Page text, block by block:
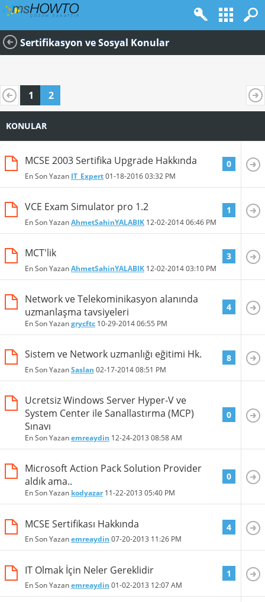
Sertifikasyon ve Sosyal Konular
1 2
KONULAR
MCSE 2003 Sertifika Upgrade Hakkında
En Son Yazan IT_Expert01-18-201603:32 PM
0
VCE Exam Simulator pro 1.2
En Son YazanAhmetSahinYALABIK 12-02-201406:46 PM
1
MCT'lik
En Son YazanAhmetSahinYALABIK 12-02-201403:10 PM
3
Network ve Telekominikasyon alanında
uzmanlaşma tavsiyeleri
En Son Yazangrycftc 10-29-201406:55 PM
4
Sistem ve Network uzmanlığı eğitimi Hk.
En Son YazanSaslan 02-17-201408:51 PM
8
Ucretsiz Windows Server Hyper-V ve
System Center ile Sanallastırma (MCP)
Sınavı
En Son Yazanemreaydin 12-24-2013 08:58 AM
0
Microsoft Action Pack Solution Provider
aldık ama..
En Son Yazan kodyazar11-22-2013 05:40 PM
0
MCSE Sertifikası Hakkında
En Son Yazanemreaydin 07-20-2013 11:26 PM
4
IT Olmak İçin Neler Gereklidir
En Son Yazanemreaydin 01-02-2013 12:07 AM
1